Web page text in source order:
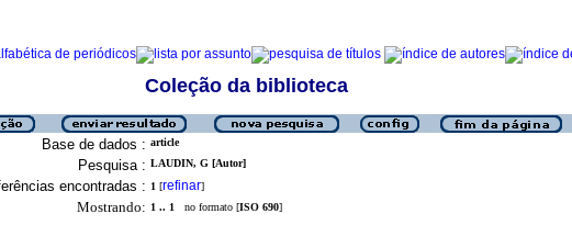
Coleção da biblioteca
Base de dados : article
Pesquisa : LAUDIN, G [Autor]
encontradas : 1 [refinar]
Mostrando: 1 .. 1 no formato [ISO 690]